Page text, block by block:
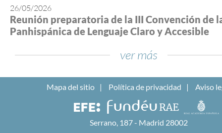
26/05/2026
Reunión preparatoria de la III Convención de
Panhispánica de Lenguaje Claro y Accesible
ver más
Mapa del sitio Política de privacidad Aviso
Serrano, 187 - Madrid 28002